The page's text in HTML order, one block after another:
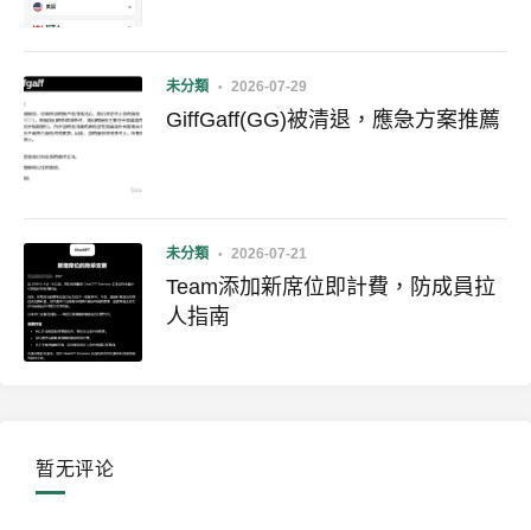
未分類 2026-07-29
GiffGaff(GG)被清退，應急方案推薦
未分類 2026-07-21
Team添加新席位即計費，防成員拉
人指南
暂无评论